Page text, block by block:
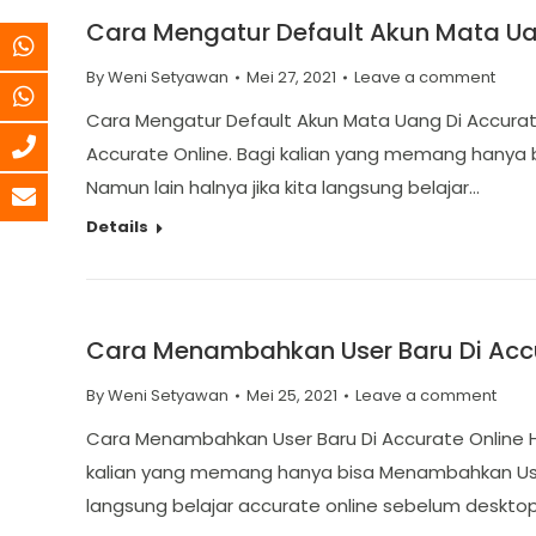
Cara Mengatur Default Akun Mata
ByWeni Setyawan Mei 27, 2021 Leave a comment
Cara Mengatur Default Akun Mata Uang Di
Accurate Online. Bagi kalian yang memang
Namun lain halnya jika kita langsung belajar…
Details
Cara Menambahkan User Baru Di
ByWeni Setyawan Mei 25, 2021 Leave a comment
Cara Menambahkan User Baru Di Accurate
kalian yang memang hanya bisa Menambahkan
langsung belajar accurate online sebelum